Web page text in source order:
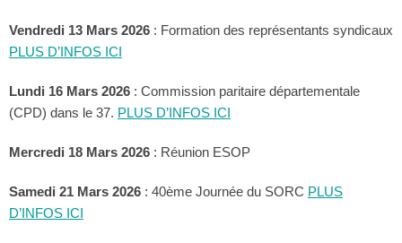
Vendredi 13 Mars 2026 : Formation des représentants syndicaux
PLUS D’INFOS ICI
Lundi 16 Mars 2026 : Commission paritaire départementale
(CPD) dans le 37. PLUS D’INFOS ICI
Mercredi 18 Mars 2026 : Réunion ESOP
Samedi 21 Mars 2026 : 40ème Journée du SORC PLUS
D’INFOS ICI